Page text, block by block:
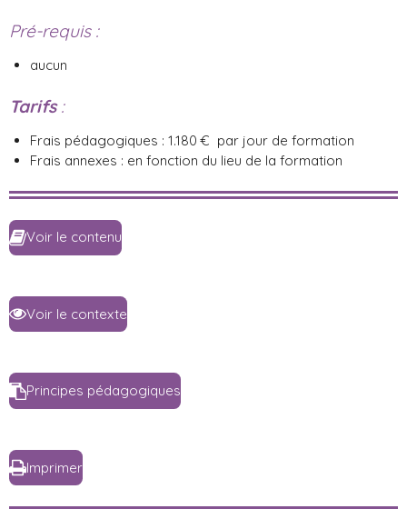
Pré-requis :
aucun
Tarifs:
Frais pédagogiques : 1.180 € par jour de formation
Frais annexes : en fonction du lieu de la formation
Voir le contenu
Voir le contexte
Principes pédagogiques
Imprimer